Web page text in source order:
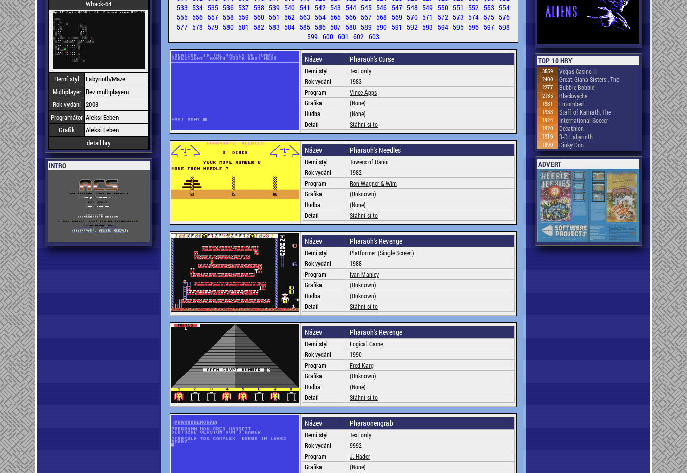
Whack-64
Herní styl
Labyrinth/Maze
Multiplayer Bez multiplayeru
Rok vydání 2003
Programátor Aleksi Eeben
Grafik
Aleksi Eeben
detail hry
INTRO
533 534 535 536 537 538 539 540 541 542 543 544 545 546 547 548 549 550 551 552 553 554
555 556 557 558 559 560 561 562 563 564 565 566 567 568 569 570 571 572 573 574 575 576
577 578 579 580 581 582 583 584 585 586 587 588 589 590 591 592 593 594 595 596 597 598
599 600 601 602 603
Název Pharaoh's Curse
Herní styl
Text only
Rok vydání
1983
Program
Vince Apps
Grafika
(None)
Hudba
(None)
Detail
Stáhni si to
Název Pharaoh's Needles
Herní styl
Towers of Hanoi
Rok vydání
1982
Program
Ron Wagner & Wim
Grafika
(Unknown)
Hudba
(None)
Detail
Stáhni si to
Název Pharaoh's Revenge
Herní styl
Platformer (Single Screen)
Rok vydání
1988
Program
Ivan Manley
Grafika
(Unknown)
Hudba
(Unknown)
Detail
Stáhni si to
Název Pharaoh's Revenge
Herní styl
Logical Game
Rok vydání
1990
Program
Fred Karg
Grafika
(Unknown)
Hudba
(None)
Detail
Stáhni si to
Název Pharaonengrab
Herní styl
Text only
Rok vydání
9992
Program
J. Hader
Grafika
(None)
TOP 10 HRY
3559 Vegas Casino II
2400 Great Giana Sisters , The
2277 Bubble Bobble
2135 Blackwyche
1981 Entombed
1933 Staff of Karnath, The
1924 International Soccer
1920 Decathlon
1919 3-D Labyrinth
1890 Dinky Doo
ADVERT